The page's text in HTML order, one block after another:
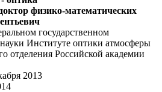
физико-математических
государственном
Институте оптики атмосферы
отделения Российской академии
2013